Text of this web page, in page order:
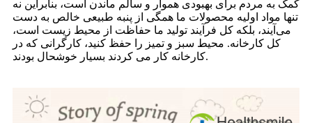
کمک به مردم برای بهبودی هموار و سالم ماندن است، بنابراین نه
تنها مواد اولیه محصولات ما همگی از پنبه طبیعی خالص به دست
می‌آیند، بلکه کل فرآیند تولید ما حفاظت از محیط زیست است،
کل کارخانه. محیط سبز و تمیز را حفظ کنید، کارگرانی که در
کارخانه کار می کردند بسیار خوشحال بودند.